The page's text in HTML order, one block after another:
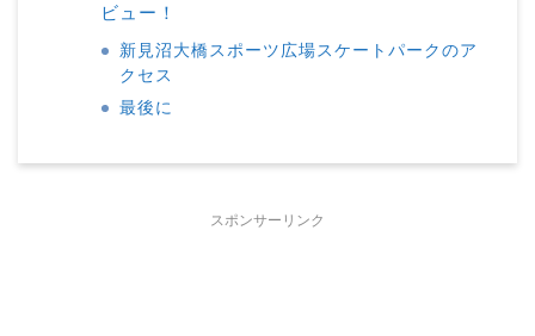
ビュー！
新見沼大橋スポーツ広場スケートパークのア
クセス
最後に
スポンサーリンク